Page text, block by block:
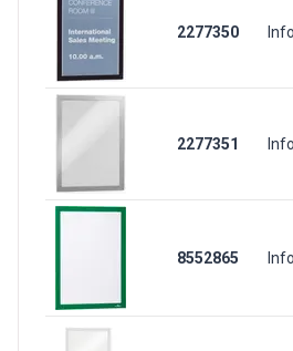
2277350
2277351
8552865